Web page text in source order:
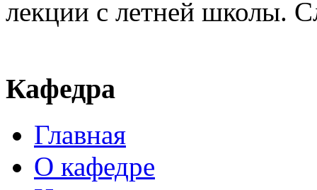
лекции с летней школы.
Кафедра
Главная
О кафедре